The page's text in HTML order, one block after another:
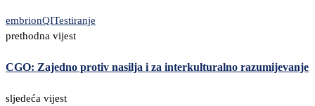
embrionQITestiranje
prethodna vijest
CGO: Zajedno protiv nasilja i za interkulturalno razumijevanje
sljedeća vijest